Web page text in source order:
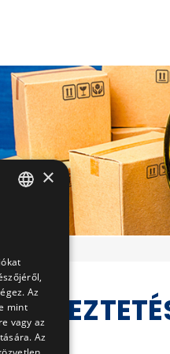
×
Az
mint
vagy az
Az